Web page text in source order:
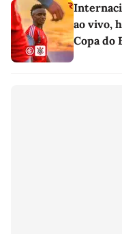
ao vivo,
Copa do